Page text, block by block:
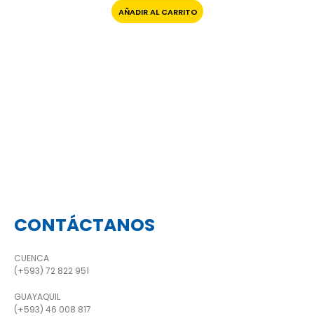
AÑADIR AL CARRITO
CONTÁCTANOS
CUENCA
(+593) 72 822 951
GUAYAQUIL
(+593) 46 008 817